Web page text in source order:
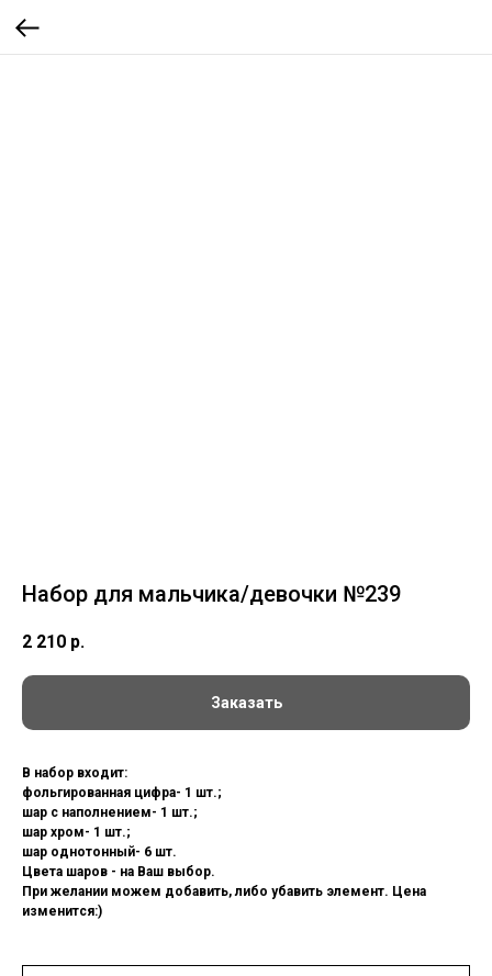
Набор для мальчика/девочки №239
2 210 р.
Заказать
В набор входит:
фольгированная цифра- 1 шт.;
шар с наполнением- 1 шт.;
шар хром- 1 шт.;
шар однотонный- 6 шт.
Цвета шаров - на Ваш выбор.
При желании можем добавить, либо убавить элемент. Цена
изменится:)